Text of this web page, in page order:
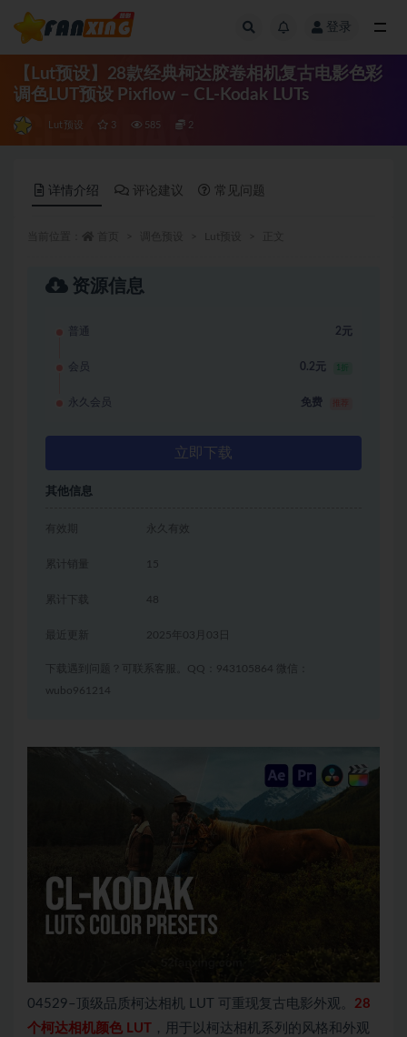
登录
【Lut预设】28款经典柯达胶卷相机复古电影色彩
调色LUT预设 Pixflow – CL-Kodak LUTs
Lut预设 3 585 2
详情介绍 评论建议 常见问题
资源信息
普通 2元
会员 0.2元 1折
永久会员 免费
立即下载
其他信息
有效期 永久有效
累计销量 15
累计下载 48
2025年03月03日
下载遇到问题？可联系客服。QQ：943105864 微信：
wubo961214
04529–顶级品质柯达相机 LUT 可重现复古电影外观。 28
个柯达相机颜色 LUT
，用于以柯达相机系列的风格和外观